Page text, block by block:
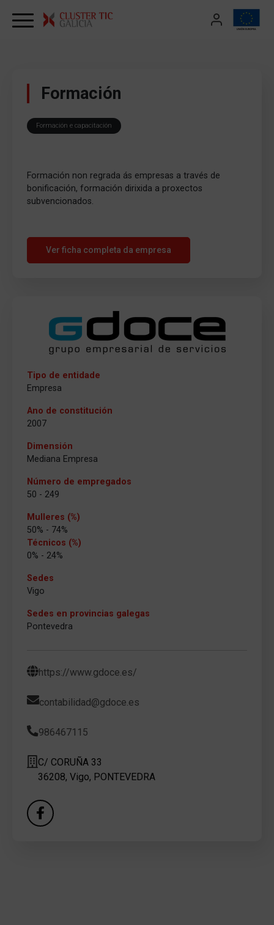
Formación
Formación e capacitación
Formación non regrada ás empresas a través de
bonificación, formación dirixida a proxectos
subvencionados.
Ver ficha completa da empresa
Tipo de entidade
Empresa
Ano de constitución
2007
Dimensión
Mediana Empresa
Número de empregados
50 - 249
Mulleres (%)
50% - 74%
Técnicos (%)
0% - 24%
Sedes
Vigo
Sedes en provincias galegas
Pontevedra
https://www.gdoce.es/
contabilidad@gdoce.es
986467115
C/ CORUÑA 33
36208, Vigo, PONTEVEDRA